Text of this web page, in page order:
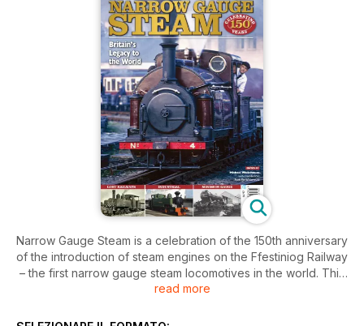
Narrow Gauge Steam is a celebration of the 150th anniversary
of the introduction of steam engines on the Ffestiniog Railway
– the first narrow gauge steam locomotives in the world. This
led the way to promoting the use of steam on narrow gauge
It shows the application of steam across a diverse range of
read more